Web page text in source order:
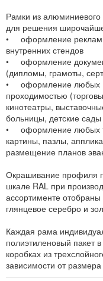
Рамки из
для решения
• оформление
внутренних стендов
• оформление
(дипломы, грамоты,
• оформление любых
проходимостью
кинотеатры,
больницы, детские
• оформление любых
картины, пазлы,
размещение планов
Окрашивание профиля
шкале RAL при
ассортименте
глянцевое серебро и
Каждая рама
полиэтиленовый пакет
коробках из
зависимости от